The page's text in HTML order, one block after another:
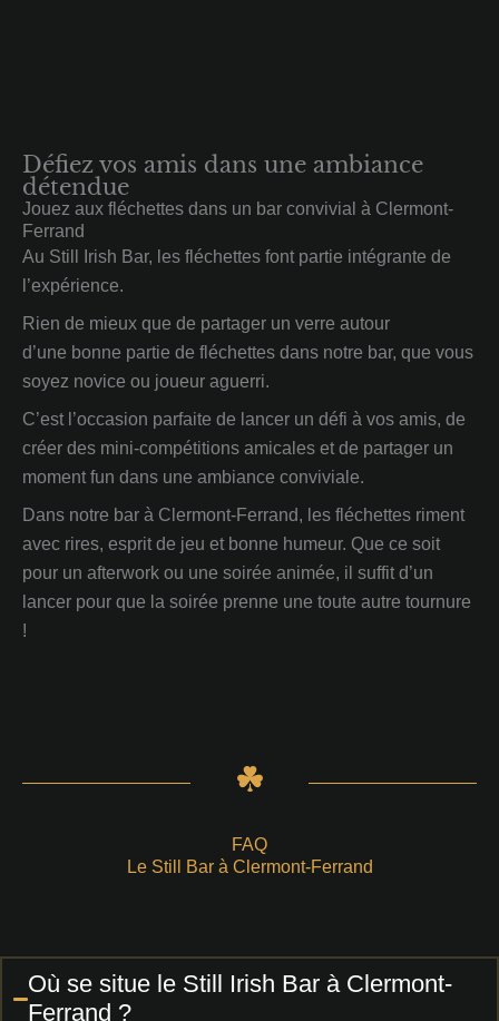
Défiez vos amis dans une ambiance
détendue
Jouez aux fléchettes dans un bar convivial à Clermont-
Ferrand
Au Still Irish Bar, les fléchettes font partie intégrante de
l’expérience.
Rien de mieux que de partager un verre autour
d’une bonne partie de fléchettes dans notre bar, que vous
soyez novice ou joueur aguerri.
C’est l’occasion parfaite de lancer un défi à vos amis, de
créer des mini-compétitions amicales et de partager un
moment fun dans une ambiance conviviale.
Dans notre bar à Clermont-Ferrand, les fléchettes riment
avec rires, esprit de jeu et bonne humeur. Que ce soit
pour un afterwork ou une soirée animée, il suffit d’un
lancer pour que la soirée prenne une toute autre tournure
!
FAQ
Le Still Bar à Clermont-Ferrand
Où se situe le Still Irish Bar à Clermont-
Ferrand ?